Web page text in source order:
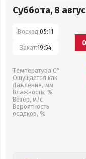
Суббота, 8
Восход:05:11
Закат:19:54
Температура С°
Ощущается как
Давление, мм
Влажность, %
Ветер, м/с
Вероятность
осадков, %